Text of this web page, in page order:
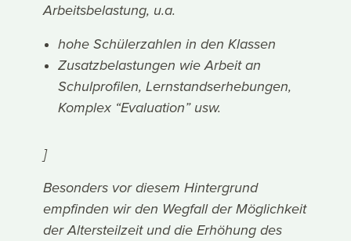
Arbeitsbelastung, u.a.
hohe Schülerzahlen in den Klassen
Zusatzbelastungen wie Arbeit an
Schulprofilen, Lernstandserhebungen,
Komplex “Evaluation” usw.
]
Besonders vor diesem Hintergrund
empfinden wir den Wegfall der Möglichkeit
der Altersteilzeit und die Erhöhung des